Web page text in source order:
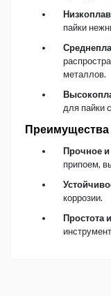
пайки
металлов.
для пайки
Преимущества
Прочное и
припоем,
коррозии.
Простота